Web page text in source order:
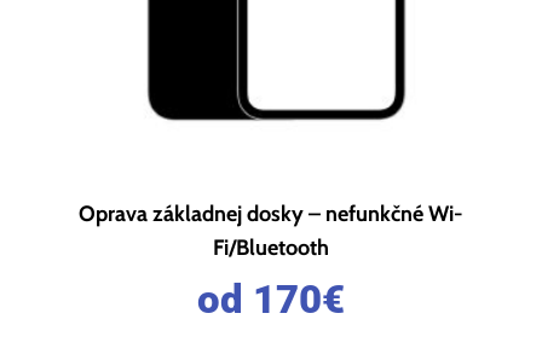
Oprava základnej dosky – nefunkčné Wi-
Fi/Bluetooth
od 170€